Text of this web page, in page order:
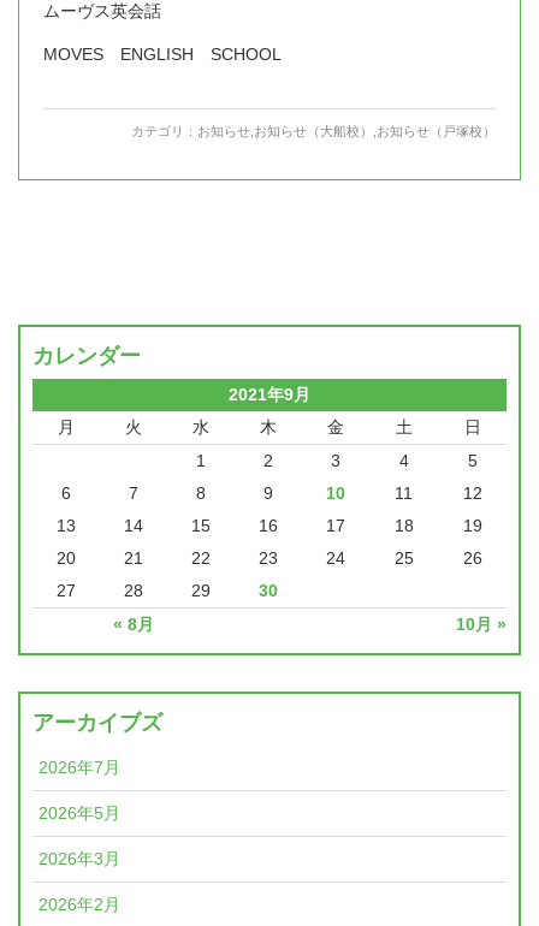
ムーヴス英会話
MOVES ENGLISH SCHOOL
カテゴリ： お知らせ お知らせ（大船校） お知らせ（戸塚校）
カレンダー
2021年9月
月
火 水 木 金 土 日
« 8月 10月 »
1 2 3 4
5
6
7 8 9 10 11
12
13
14 15 16 17 18
19
20
21 22 23 24 25
26
27
28 29 30
アーカイブズ
2026年7月
2026年5月
2026年3月
2026年2月